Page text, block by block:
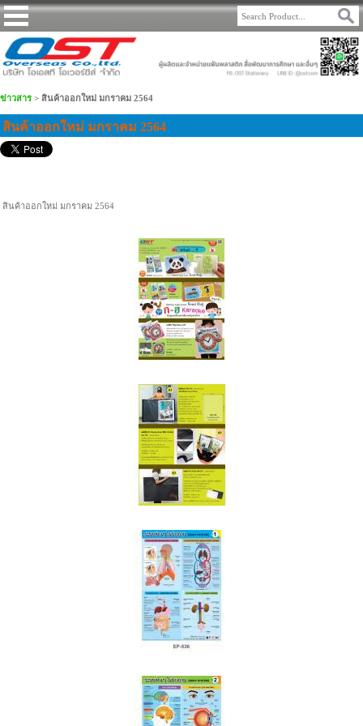
ข่าวสาร > สินค้าออกใหม่ มกราคม 2564
สินค้าออกใหม่ มกราคม 2564
สินค้าออกใหม่ มกราคม 2564